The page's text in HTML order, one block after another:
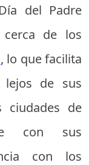
del Padre
de los
, lo que facilita
lejos de sus
ciudades de
con sus
con los